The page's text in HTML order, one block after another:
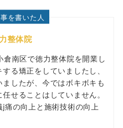
を書いた人
整体院
南区で徳力整体院を開業し
る矯正をしていましたし、
したが、今ではボキボキも
せることはしていません。
痛の向上と施術技術の向上